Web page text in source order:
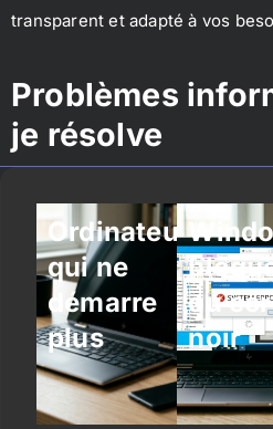
transparent et adapté à vos
Problèmes
je résolve
Ordinateur
qui ne
démarre
plus
ou
noir